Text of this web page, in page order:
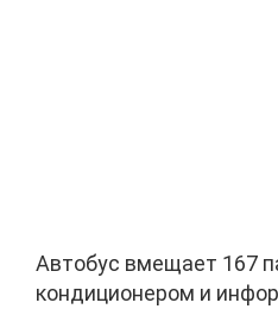
Автобус вмещает 167
кондиционером и